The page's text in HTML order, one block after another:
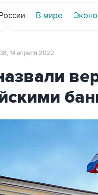
В мире
14 апреля 2022